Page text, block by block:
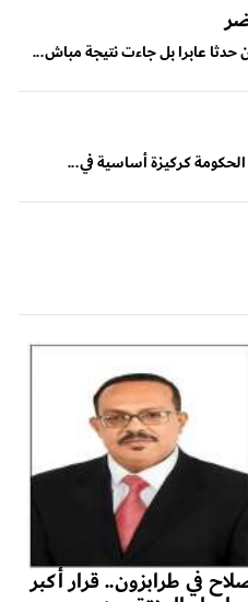
كركيزة أساسية في...
في طرابزون.. قرار أكبر